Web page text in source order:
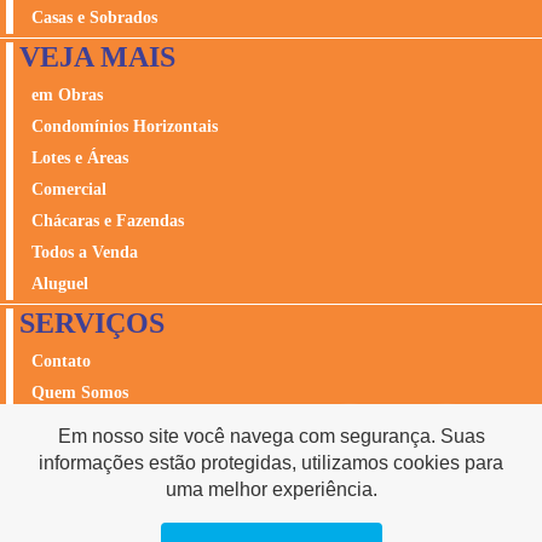
Casas e Sobrados
VEJA MAIS
em Obras
Condomínios Horizontais
Lotes e Áreas
Comercial
Chácaras e Fazendas
Todos a Venda
Aluguel
SERVIÇOS
Contato
Quem Somos
Seguros
Em nosso site você navega com segurança. Suas
informações estão protegidas, utilizamos cookies para
uma melhor experiência.